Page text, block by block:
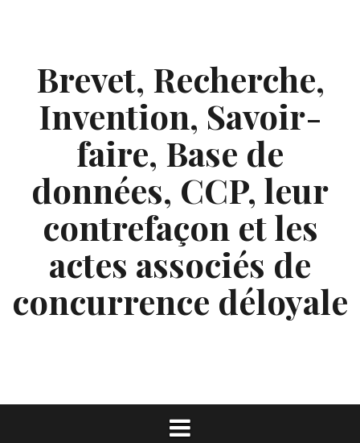
Brevet, Recherche,
Invention, Savoir-
faire, Base de
données, CCP, leur
contrefaçon et les
actes associés de
concurrence déloyale